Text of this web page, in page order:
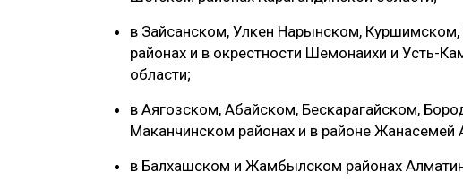
‎в Зайсанском, Улкен Нарынском,
районах и в окрестности Шемонаихи и Усть-
области;
‎в Аягозском, Абайском, Бескарагайском,
Маканчинском районах и в районе Жанасемей
‎в Балхашском и Жамбылском районах